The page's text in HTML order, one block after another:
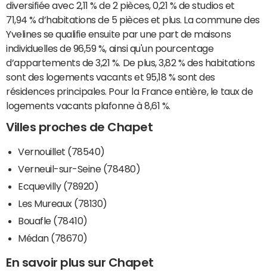
diversifiée avec 2,11 % de 2 pièces, 0,21 % de studios et
71,94 % d’habitations de 5 pièces et plus. La commune des
Yvelines se qualifie ensuite par une part de maisons
individuelles de 96,59 %, ainsi qu'un pourcentage
d’appartements de 3,21 %. De plus, 3,82 % des habitations
sont des logements vacants et 95,18 % sont des
résidences principales. Pour la France entière, le taux de
logements vacants plafonne à 8,61 %.
Villes proches de Chapet
Vernouillet (78540)
Verneuil-sur-Seine (78480)
Ecquevilly (78920)
Les Mureaux (78130)
Bouafle (78410)
Médan (78670)
En savoir plus sur Chapet